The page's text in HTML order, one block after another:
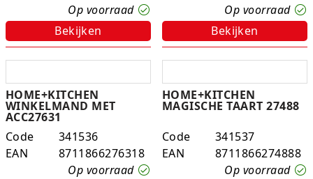
Op voorraad
Bekijken
Op voorraad
Bekijken
HOME+KITCHEN
WINKELMAND MET
ACC27631
Code
341536
EAN
8711866276318
Op voorraad
HOME+KITCHEN
MAGISCHE TAART 27488
Code
341537
EAN
8711866274888
Op voorraad
Studio Circus
Unicorns
Winkel, keuken en huis
Woezel en Pip
Zomer- en buitenspeelgoed